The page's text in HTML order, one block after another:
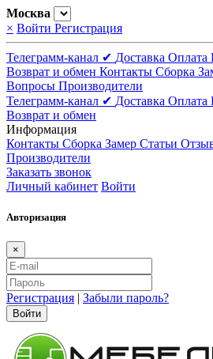
Москва
× Войти Регистрация
Телеграмм-канал ✔ Доставка Оплата
Возврат и обмен Контакты Сборка
Вопросы Производители
Телеграмм-канал ✔ Доставка Оплата
Возврат и обмен
Информация
Контакты Сборка Замер Статьи
Производители
Заказать звонок
Личный кабинет Войти
Авторизация
×
Регистрация | Забыли пароль?
Войти